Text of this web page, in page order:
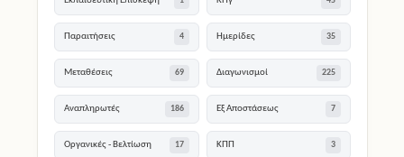
Εκπαιδευτική Επίσκεψη ΚΠγ
Παραιτήσεις Ημερίδες
Μεταθέσεις Διαγωνισμοί
Αναπληρωτές Εξ Αποστάσεως
Οργανικές - Βελτίωση